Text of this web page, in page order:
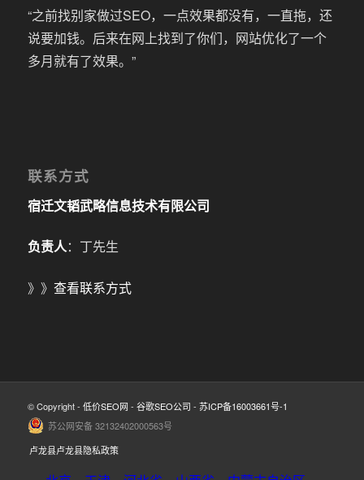
“之前找别家做过SEO，一点效果都没有，一直拖，还
说要加钱。后来在网上找到了你们，网站优化了一个
多月就有了效果。”
联系方式
宿迁文韬武略信息技术有限公司
负责人：丁先生
》》 查看联系方式
© Copyright - 低价SEO网 - 谷歌SEO公司 - 苏ICP备16003661号-1
苏公网安备 32132402000563号
卢龙县卢龙县隐私政策